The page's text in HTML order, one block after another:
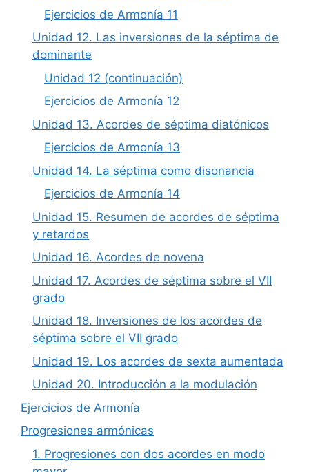
Ejercicios de Armonía 11
Unidad 12. Las inversiones de la séptima de
dominante
Unidad 12 (continuación)
Ejercicios de Armonía 12
Unidad 13. Acordes de séptima diatónicos
Ejercicios de Armonía 13
Unidad 14. La séptima como disonancia
Ejercicios de Armonía 14
Unidad 15. Resumen de acordes de séptima
y retardos
Unidad 16. Acordes de novena
Unidad 17. Acordes de séptima sobre el VII
grado
Unidad 18. Inversiones de los acordes de
séptima sobre el VII grado
Unidad 19. Los acordes de sexta aumentada
Unidad 20. Introducción a la modulación
Ejercicios de Armonía
Progresiones armónicas
1. Progresiones con dos acordes en modo